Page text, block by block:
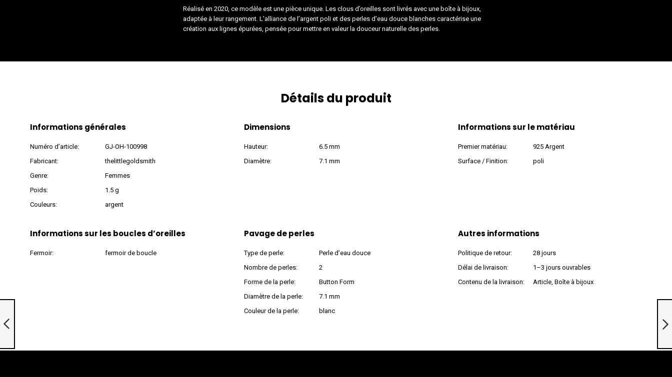
Réalisé en 2020, ce modèle est une pièce unique. Les clous d’oreilles sont livrés avec une boîte à bijoux,
adaptée à leur rangement. L’alliance de l’argent poli et des perles d’eau douce blanches caractérise une
création aux lignes épurées, pensée pour mettre en valeur la douceur naturelle des perles.
Détails du produit
Informations générales
Numéro d’article:
GJ-OH-100998
Fabricant:
thelittlegoldsmith
Genre:
Femmes
Poids:
1.5 g
Couleurs:
argent
Dimensions
Hauteur:
6.5 mm
Diamètre:
7.1 mm
Informations sur le matériau
Premier matériau:
925 Argent
Surface / Finition:
poli
Informations sur les boucles d’oreilles
Fermoir: fermoir de boucle
Pavage de perles
Type de perle:
Perle d’eau douce
Nombre de perles:
2
Forme de la perle:
Button Form
Diamètre de la perle:
7.1 mm
Couleur de la perle:
blanc
Autres informations
Politique de retour:
28 jours
Délai de livraison:
1–3 jours ouvrables
Contenu de la livraison:
Article, Boîte à bijoux